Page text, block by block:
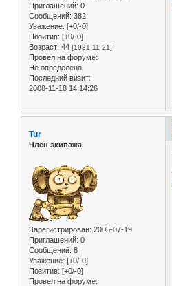
Приглашений: 0
Сообщений: 382
Уважение: [+0/-0]
Позитив: [+0/-0]
Возраст: 44 [1981-11-21]
Провел на форуме:
Не определено
Последний визит:
2008-11-18 14:14:26
Tur
Член экипажа
Зарегистрирован: 2005-07-19
Приглашений: 0
Сообщений: 8
Уважение: [+0/-0]
Позитив: [+0/-0]
Провел на форуме: